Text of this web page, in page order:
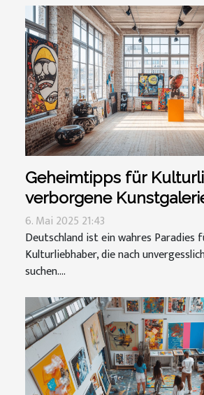
Geheimtipps für
verborgene
Deutschland
6. Mai 2025 21:43
Deutschland ist ein wahres Paradies
Kulturliebhaber, die nach
suchen....